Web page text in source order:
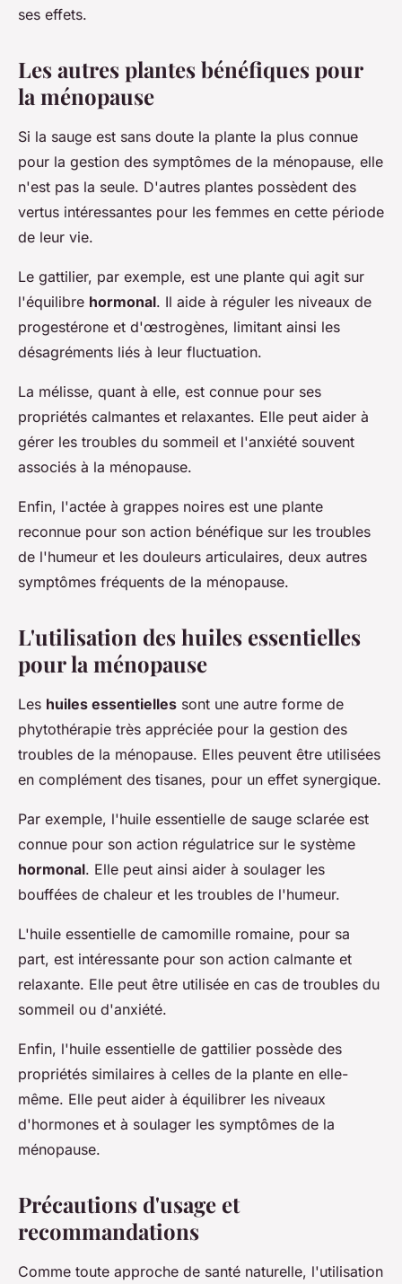
ses effets.
Les autres plantes bénéfiques pour
la ménopause
Si la sauge est sans doute la plante la plus connue
pour la gestion des symptômes de la ménopause, elle
n'est pas la seule. D'autres plantes possèdent des
vertus intéressantes pour les femmes en cette période
de leur vie.
Le gattilier, par exemple, est une plante qui agit sur
l'équilibre hormonal. Il aide à réguler les niveaux de
progestérone et d'œstrogènes, limitant ainsi les
désagréments liés à leur fluctuation.
La mélisse, quant à elle, est connue pour ses
propriétés calmantes et relaxantes. Elle peut aider à
gérer les troubles du sommeil et l'anxiété souvent
associés à la ménopause.
Enfin, l'actée à grappes noires est une plante
reconnue pour son action bénéfique sur les troubles
de l'humeur et les douleurs articulaires, deux autres
symptômes fréquents de la ménopause.
L'utilisation des huiles essentielles
pour la ménopause
Les huiles essentielles sont une autre forme de
phytothérapie très appréciée pour la gestion des
troubles de la ménopause. Elles peuvent être utilisées
en complément des tisanes, pour un effet synergique.
Par exemple, l'huile essentielle de sauge sclarée est
connue pour son action régulatrice sur le système
hormonal. Elle peut ainsi aider à soulager les
bouffées de chaleur et les troubles de l'humeur.
L'huile essentielle de camomille romaine, pour sa
part, est intéressante pour son action calmante et
relaxante. Elle peut être utilisée en cas de troubles du
sommeil ou d'anxiété.
Enfin, l'huile essentielle de gattilier possède des
propriétés similaires à celles de la plante en elle-
même. Elle peut aider à équilibrer les niveaux
d'hormones et à soulager les symptômes de la
ménopause.
Précautions d'usage et
recommandations
Comme toute approche de santé naturelle, l'utilisation